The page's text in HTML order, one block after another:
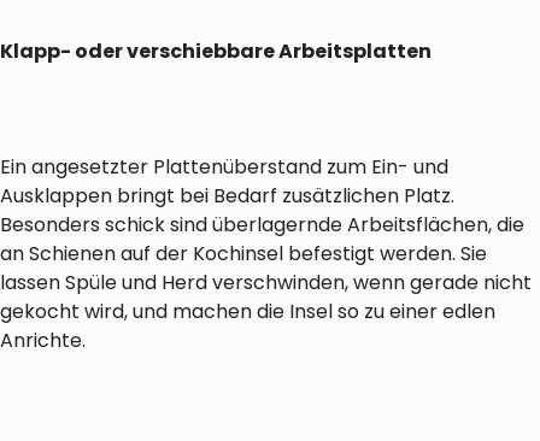
Klapp- oder verschiebbare Arbeitsplatten
Ein angesetzter Plattenüberstand zum Ein- und
Ausklappen bringt bei Bedarf zusätzlichen Platz.
Besonders schick sind überlagernde Arbeitsflächen, die
an Schienen auf der Kochinsel befestigt werden. Sie
lassen Spüle und Herd verschwinden, wenn gerade nicht
gekocht wird, und machen die Insel so zu einer edlen
Anrichte.